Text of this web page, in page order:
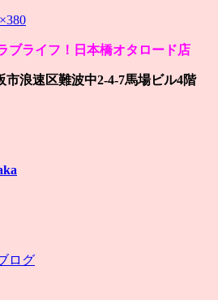
ブライフ！日本橋オタロード店
市浪速区難波中2-4-7馬場ビル4階
ログ